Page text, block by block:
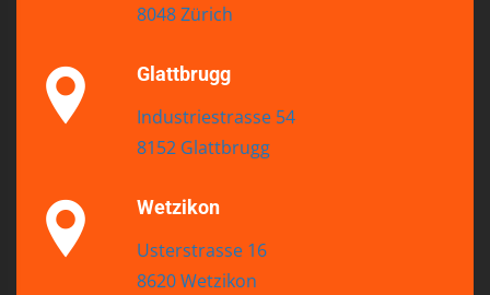
8048 Zürich
Glattbrugg
Industriestrasse 54
8152 Glattbrugg
Wetzikon
Usterstrasse 16
8620 Wetzikon